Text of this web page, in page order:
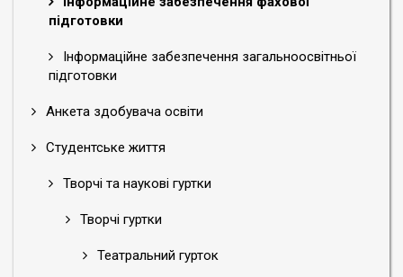
підготовки
Інформаційне забезпечення загальноосвітньої
підготовки
Анкета здобувача освіти
Студентське життя
Творчі та наукові гуртки
Творчі гуртки
Театральний гурток